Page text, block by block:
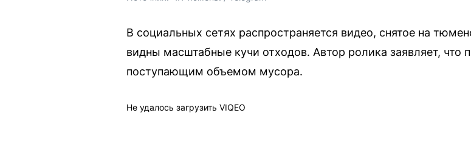
В социальных сетях распространяется видео, снятое на
видны масштабные кучи отходов. Автор ролика заявляет, что
поступающим объемом мусора.
Не удалось загрузить VIQEO